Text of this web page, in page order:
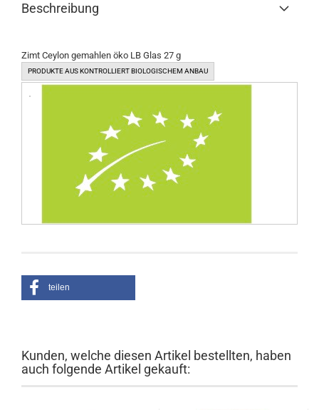
Beschreibung
Zimt Ceylon gemahlen öko LB Glas 27 g
PRODUKTE AUS KONTROLLIERT BIOLOGISCHEM ANBAU
teilen
Kunden, welche diesen Artikel bestellten, haben
auch folgende Artikel gekauft: